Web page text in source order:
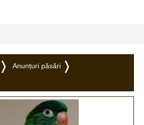
Anunțuri păsări